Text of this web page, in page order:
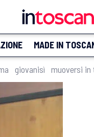
MADE IN
giovanisì muoversi in